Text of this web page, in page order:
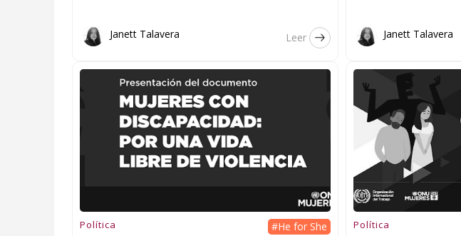
Janett Talavera Leer Janett Talavera
Política #He for She Política